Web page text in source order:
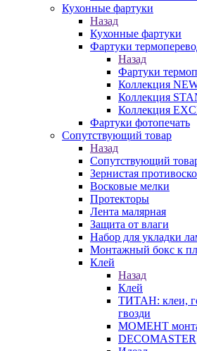
Кухонные фартуки
Назад
Кухонные фартуки
Фартуки
Назад
Фартуки
Коллекция
Коллекция
Коллекция
Фартуки фотопечать
Сопутствующий товар
Назад
Сопутствующий
Зернистая
Восковые мелки
Протекторы
Лента малярная
Защита от влаги
Набор для укладки
Монтажный бокс к
Клей
Назад
Клей
ТИТАН: клеи,
гвозди
МОМЕНТ
DECOMASTER